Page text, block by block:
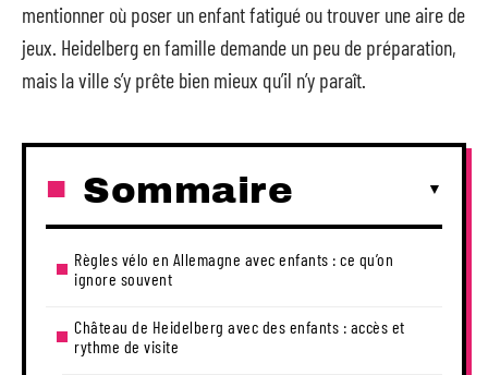
mentionner où poser un enfant fatigué ou trouver une aire de
jeux. Heidelberg en famille demande un peu de préparation,
mais la ville s’y prête bien mieux qu’il n’y paraît.
Sommaire
Règles vélo en Allemagne avec enfants : ce qu’on
ignore souvent
Château de Heidelberg avec des enfants : accès et
rythme de visite